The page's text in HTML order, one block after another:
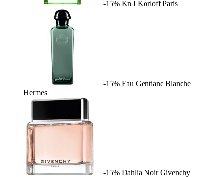
-15% Kn I Korloff Paris
-15% Eau Gentiane Blanche
Hermes
-15% Dahlia Noir Givenchy